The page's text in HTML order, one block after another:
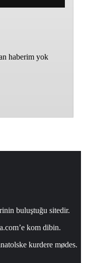
haberim yok
buluştuğu sitedir.
kom dibin.
kurdere mødes.